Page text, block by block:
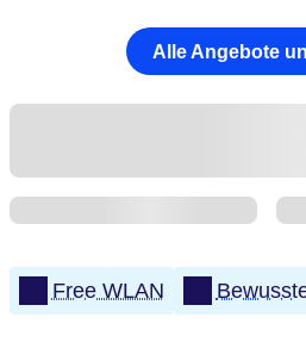
Alle Angebote
Free WLAN